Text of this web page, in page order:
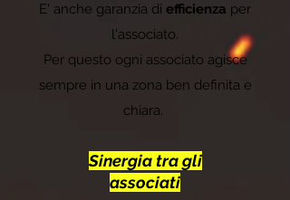
E' anche garanzia di efficienza per
l'associato.
Per questo ogni associato agisce
sempre in una zona ben definita e
chiara.
Sinergia tra gli
associati